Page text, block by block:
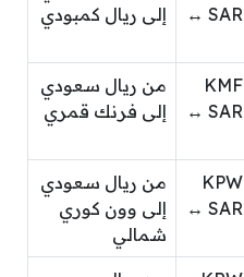
↔ SAR
إلى ريال كمبودي
KMF
↔ SAR
من ريال سعودي
إلى فرنك قمري
KPW
↔ SAR
من ريال سعودي
إلى وون كوري
شمالي